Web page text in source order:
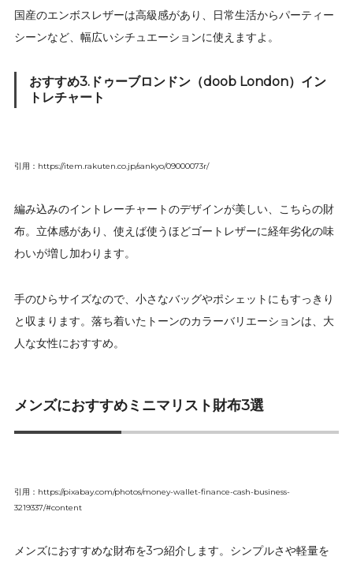
国産のエンボスレザーは高級感があり、日常生活からパーティー
シーンなど、幅広いシチュエーションに使えますよ。
おすすめ3.ドゥーブロンドン（doob London）イン
トレチャート
引用：https://item.rakuten.co.jp/sankyo/09000073r/
編み込みのイントレーチャートのデザインが美しい、こちらの財
布。立体感があり、使えば使うほどゴートレザーに経年劣化の味
わいが増し加わります。
手のひらサイズなので、小さなバッグやポシェットにもすっきり
と収まります。落ち着いたトーンのカラーバリエーションは、大
人な女性におすすめ。
メンズにおすすめミニマリスト財布3選
引用：https://pixabay.com/photos/money-wallet-finance-cash-business-
3219337/#content
メンズにおすすめな財布を3つ紹介します。シンプルさや軽量を